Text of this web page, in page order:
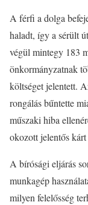
A férfi a dolga
haladt, így a sérült
végül mintegy 183
önkormányzatnak
költséget jelentett.
rongálás bűntette
műszaki hiba
okozott jelentős
A bírósági eljárás
munkagép
milyen felelősség